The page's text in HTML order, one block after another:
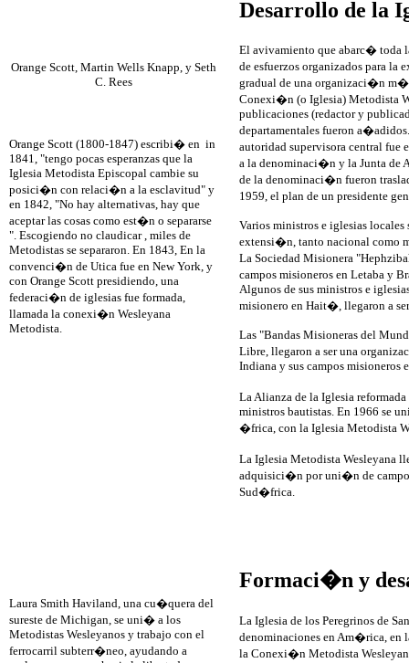
Orange Scott, Martin Wells Knapp, y Seth
C. Rees
Orange Scott (1800-1847) escribi� en in
1841, "tengo pocas esperanzas que la
Iglesia Metodista Episcopal cambie su
posici�n con relaci�n a la esclavitud" y
en 1842, "No hay alternativas, hay que
aceptar las cosas como est�n o separarse
". Escogiendo no claudicar , miles de
Metodistas se separaron. En 1843, En la
convenci�n de Utica fue en New York, y
con Orange Scott presidiendo, una
federaci�n de iglesias fue formada,
llamada la conexi�n Wesleyana
Metodista.
Desarrollo de la
El avivamiento que abarc� toda
de esfuerzos organizados para
gradual de una organizaci�n
Conexi�n (o Iglesia) Metodista
publicaciones (redactor y
departamentales fueron
autoridad supervisora central fue
a la denominaci�n y la Junta de
de la denominaci�n fueron
1959, el plan de un presidente
Varios ministros e iglesias
extensi�n, tanto nacional como
La Sociedad Misionera
campos misioneros en Letaba y
Algunos de sus ministros e
misionero en Hait�, llegaron a
Las "Bandas Misioneras del
Libre, llegaron a ser una
Indiana y sus campos misioneros
La Alianza de la Iglesia
ministros bautistas. En 1966 se
�frica, con la Iglesia Metodista
La Iglesia Metodista Wesleyana
adquisici�n por uni�n de
Sud�frica.
Laura Smith Haviland, una cu�quera del
sureste de Michigan, se uni� a los
Metodistas Wesleyanos y trabajo con el
ferrocarril subterr�neo, ayudando a
Formaci�n y
La Iglesia de los Peregrinos de
denominaciones en Am�rica,
la Conexi�n Metodista